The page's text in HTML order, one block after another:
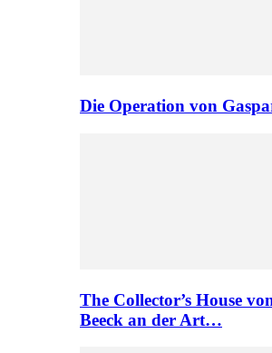
Die Operation von
The Collector’s House
Beeck an der Art…